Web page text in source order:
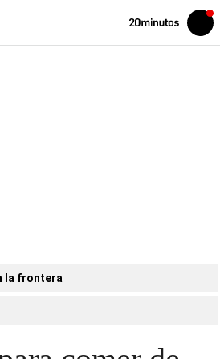
Volver
Iniciar
sesión
la frontera